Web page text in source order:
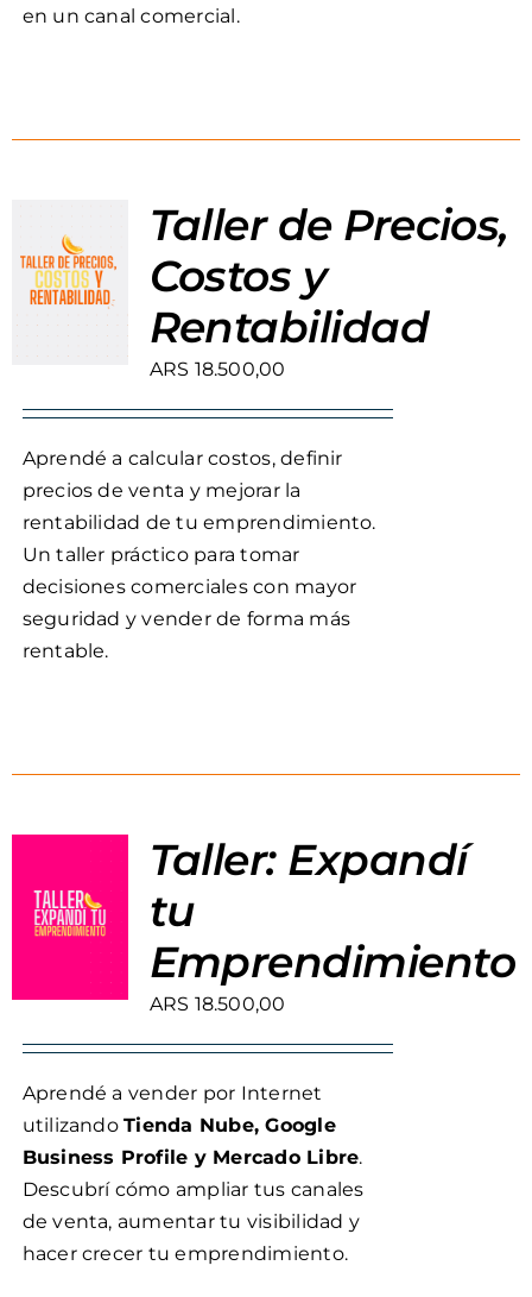
en un canal comercial.
Taller de Precios,
Costos y
Rentabilidad
ARS 18.500,00
Aprendé a calcular costos, definir
precios de venta y mejorar la
rentabilidad de tu emprendimiento.
Un taller práctico para tomar
decisiones comerciales con mayor
seguridad y vender de forma más
rentable.
Taller: Expandí
tu
Emprendimiento
ARS 18.500,00
Aprendé a vender por Internet
utilizandoTienda Nube, Google
Business Profile y Mercado Libre.
Descubrí cómo ampliar tus canales
de venta, aumentar tu visibilidad y
hacer crecer tu emprendimiento.